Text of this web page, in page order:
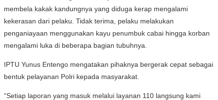
membela kakak kandungnya yang diduga kerap mengalami
kekerasan dari pelaku. Tidak terima, pelaku melakukan
penganiayaan menggunakan kayu penumbuk cabai hingga korban
mengalami luka di beberapa bagian tubuhnya.
IPTU Yunus Entengo mengatakan pihaknya bergerak cepat sebagai
bentuk pelayanan Polri kepada masyarakat.
“Setiap laporan yang masuk melalui layanan 110 langsung kami